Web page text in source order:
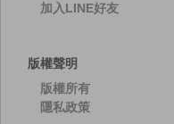
加入LINE好友
版權聲明
版權所有
隱私政策